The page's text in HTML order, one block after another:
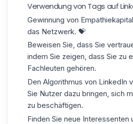
Verwendung von Tags auf
Gewinnung von Empathiekapital
das Netzwerk. 💝
Beweisen Sie, dass Sie
indem Sie zeigen, dass Sie zu
Fachleuten gehören.
Den Algorithmus von LinkedIn
Sie Nutzer dazu bringen, sich
zu beschäftigen.
Finden Sie neue Interessenten